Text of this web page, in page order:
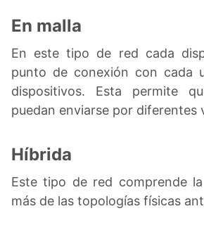
En malla
En este tipo de red cada
punto de conexión con cada
dispositivos. Esta permite
puedan enviarse por diferentes
Híbrida
Este tipo de red comprende
más de las topologías físicas